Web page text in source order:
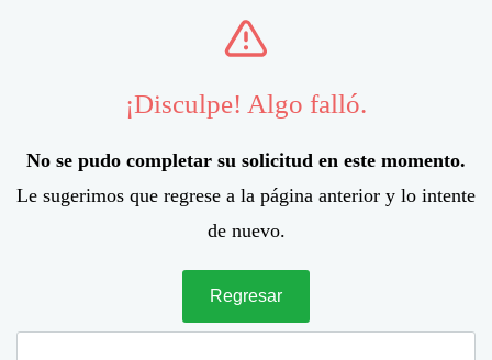
¡Disculpe! Algo falló.
No se pudo completar su solicitud en este momento.
Le sugerimos que regrese a la página anterior y lo intente
de nuevo.
Regresar